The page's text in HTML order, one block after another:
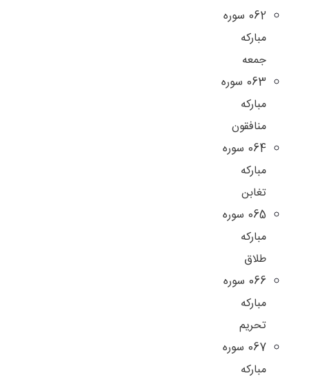
062 سوره
مبارکه
جمعه
063 سوره
مبارکه
منافقون
064 سوره
مبارکه
تغابن
065 سوره
مبارکه
طلاق
066 سوره
مبارکه
تحریم
067 سوره
مبارکه